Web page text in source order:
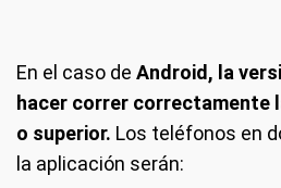
En el caso de Android, la
hacer correr correctamente
o superior. Los teléfonos en
la aplicación serán: